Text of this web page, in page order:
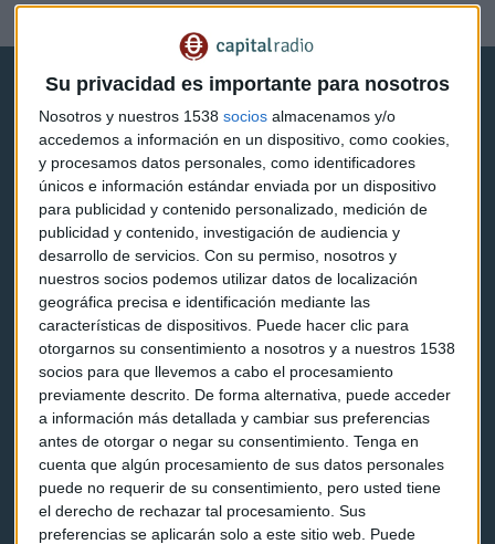
Su privacidad es importante para nosotros
Nosotros y nuestros 1538 socios almacenamos y/o
accedemos a información en un dispositivo, como cookies,
y procesamos datos personales, como identificadores
únicos e información estándar enviada por un dispositivo
para publicidad y contenido personalizado, medición de
publicidad y contenido, investigación de audiencia y
desarrollo de servicios. Con su permiso, nosotros y
nuestros socios podemos utilizar datos de localización
geográfica precisa e identificación mediante las
características de dispositivos. Puede hacer clic para
otorgarnos su consentimiento a nosotros y a nuestros 1538
socios para que llevemos a cabo el procesamiento
previamente descrito. De forma alternativa, puede acceder
a información más detallada y cambiar sus preferencias
antes de otorgar o negar su consentimiento. Tenga en
cuenta que algún procesamiento de sus datos personales
puede no requerir de su consentimiento, pero usted tiene
el derecho de rechazar tal procesamiento. Sus
preferencias se aplicarán solo a este sitio web. Puede
Redacción Capital Radio
Capital Radio
Noticias
Eventos
Consultorios
Programas y podcasts
Contacto & Legal
Contacto